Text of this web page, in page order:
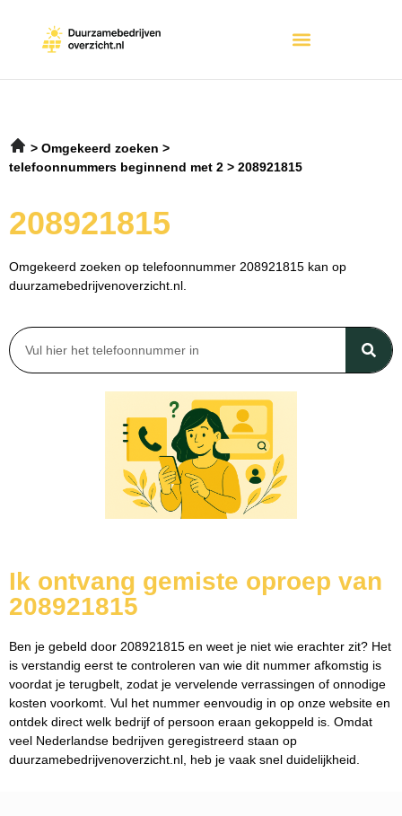
Omgekeerd zoeken
telefoonnummers beginnend met 2
208921815
208921815
Omgekeerd zoeken op telefoonnummer 208921815 kan op
duurzamebedrijvenoverzicht.nl.
Ik ontvang gemiste oproep van
208921815
Ben je gebeld door 208921815 en weet je niet wie erachter zit? Het
is verstandig eerst te controleren van wie dit nummer afkomstig is
voordat je terugbelt, zodat je vervelende verrassingen of onnodige
kosten voorkomt. Vul het nummer eenvoudig in op onze website en
ontdek direct welk bedrijf of persoon eraan gekoppeld is. Omdat
veel Nederlandse bedrijven geregistreerd staan op
duurzamebedrijvenoverzicht.nl, heb je vaak snel duidelijkheid.